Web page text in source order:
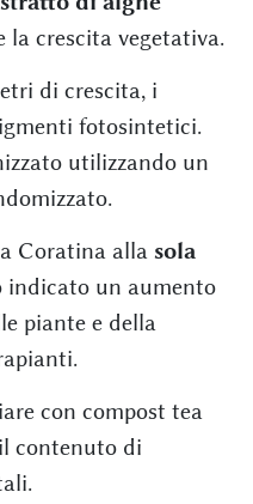
crescita vegetativa.
di crescita, i
fotosintetici.
utilizzando un
Coratina alla sola
un aumento
piante e della
con compost tea
contenuto di